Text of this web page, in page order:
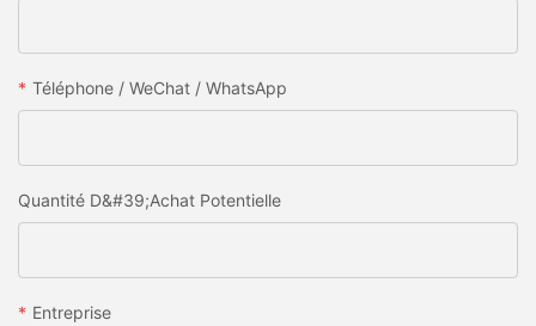
Téléphone / WeChat / WhatsApp
Quantité D&#39;achat Potentielle
Entreprise